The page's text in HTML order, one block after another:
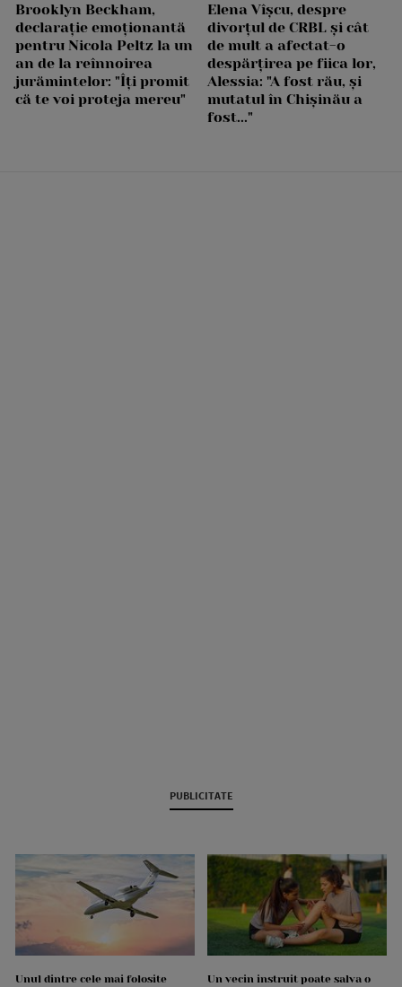
Brooklyn Beckham,
declarație emoționantă
pentru Nicola Peltz la un
an de la reînnoirea
jurămintelor: "Îți promit
că te voi proteja mereu"
Elena Vîșcu, despre
divorțul de CRBL și cât
de mult a afectat-o
despărțirea pe fiica lor,
Alessia: "A fost rău, și
mutatul în Chișinău a
fost..."
PUBLICITATE
Unul dintre cele mai folosite
Un vecin instruit poate salva o